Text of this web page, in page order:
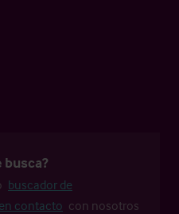
busca?
buscador de
contacto con nosotros